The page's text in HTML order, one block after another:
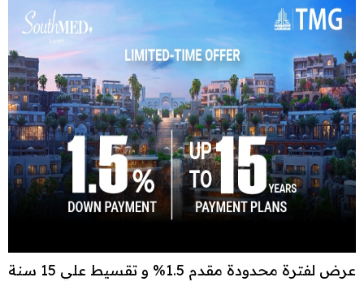
عرض لفترة محدودة مقدم 1.5% و تقسيط علي 15 سنة